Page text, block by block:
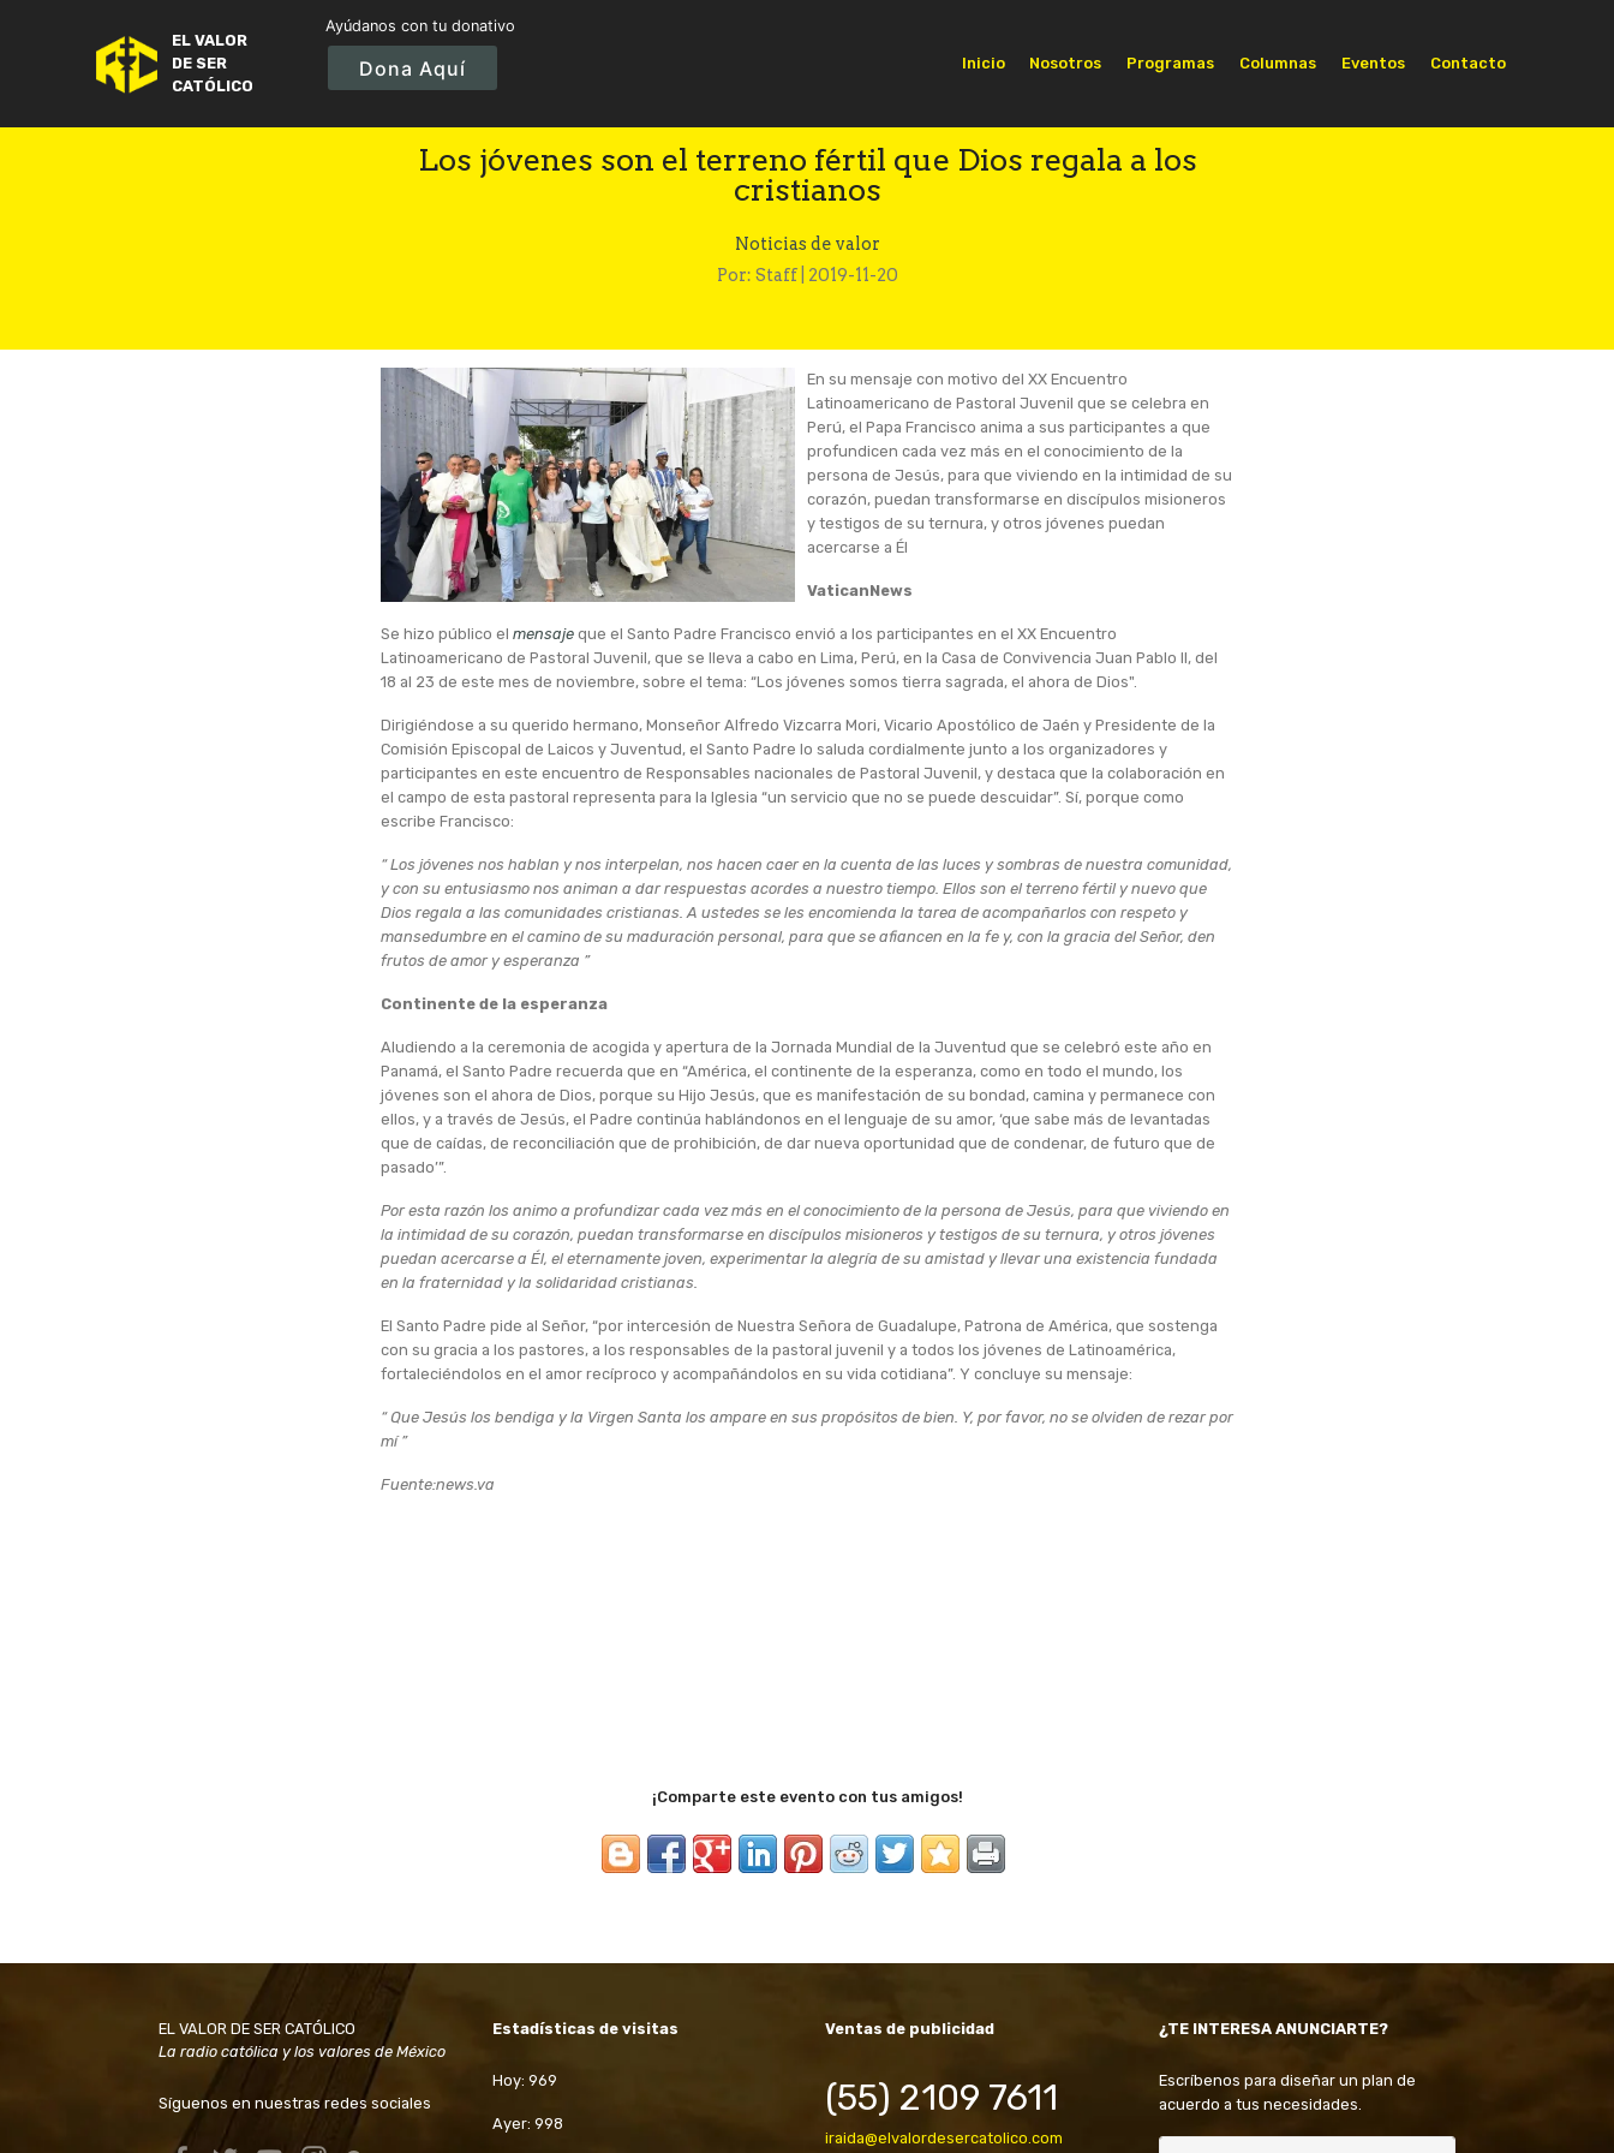
EL VALOR
DE SER
CATÓLICO
Ayúdanos con tu donativo
Dona Aquí Inicio Nosotros Programas Columnas Eventos Contacto
Los jóvenes son el terreno fértil que Dios regala a los
cristianos
Noticias de valor
Por: Staff | 2019-11-20
En su mensaje con motivo del XX Encuentro
Latinoamericano de Pastoral Juvenil que se celebra en
Perú, el Papa Francisco anima a sus participantes a que
profundicen cada vez más en el conocimiento de la
persona de Jesús, para que viviendo en la intimidad de su
corazón, puedan transformarse en discípulos misioneros
y testigos de su ternura, y otros jóvenes puedan
acercarse a Él
VaticanNews
Se hizo público el mensaje que el Santo Padre Francisco envió a los participantes en el XX Encuentro
Latinoamericano de Pastoral Juvenil, que se lleva a cabo en Lima, Perú, en la Casa de Convivencia Juan Pablo II, del
18 al 23 de este mes de noviembre, sobre el tema: “Los jóvenes somos tierra sagrada, el ahora de Dios".
Dirigiéndose a su querido hermano, Monseñor Alfredo Vizcarra Mori, Vicario Apostólico de Jaén y Presidente de la
Comisión Episcopal de Laicos y Juventud, el Santo Padre lo saluda cordialmente junto a los organizadores y
participantes en este encuentro de Responsables nacionales de Pastoral Juvenil, y destaca que la colaboración en
el campo de esta pastoral representa para la Iglesia “un servicio que no se puede descuidar”. Sí, porque como
escribe Francisco:
“ Los jóvenes nos hablan y nos interpelan, nos hacen caer en la cuenta de las luces y sombras de nuestra comunidad,
y con su entusiasmo nos animan a dar respuestas acordes a nuestro tiempo. Ellos son el terreno fértil y nuevo que
Dios regala a las comunidades cristianas. A ustedes se les encomienda la tarea de acompañarlos con respeto y
mansedumbre en el camino de su maduración personal, para que se afiancen en la fe y, con la gracia del Señor, den
frutos de amor y esperanza ”
Continente de la esperanza
Aludiendo a la ceremonia de acogida y apertura de la Jornada Mundial de la Juventud que se celebró este año en
Panamá, el Santo Padre recuerda que en “América, el continente de la esperanza, como en todo el mundo, los
jóvenes son el ahora de Dios, porque su Hijo Jesús, que es manifestación de su bondad, camina y permanece con
ellos, y a través de Jesús, el Padre continúa hablándonos en el lenguaje de su amor, ‘que sabe más de levantadas
que de caídas, de reconciliación que de prohibición, de dar nueva oportunidad que de condenar, de futuro que de
pasado’”.
Por esta razón los animo a profundizar cada vez más en el conocimiento de la persona de Jesús, para que viviendo en
la intimidad de su corazón, puedan transformarse en discípulos misioneros y testigos de su ternura, y otros jóvenes
puedan acercarse a Él, el eternamente joven, experimentar la alegría de su amistad y llevar una existencia fundada
en la fraternidad y la solidaridad cristianas.
El Santo Padre pide al Señor, “por intercesión de Nuestra Señora de Guadalupe, Patrona de América, que sostenga
con su gracia a los pastores, a los responsables de la pastoral juvenil y a todos los jóvenes de Latinoamérica,
fortaleciéndolos en el amor recíproco y acompañándolos en su vida cotidiana”. Y concluye su mensaje:
“ Que Jesús los bendiga y la Virgen Santa los ampare en sus propósitos de bien. Y, por favor, no se olviden de rezar por
mí ”
Fuente:news.va
¡Comparte este evento con tus amigos!
EL VALOR DE SER CATÓLICO
La radio católica y los valores de México
Síguenos en nuestras redes sociales
Estadísticas de visitas
Hoy: 969
Ayer: 998
Ventas de publicidad
(55) 2109 7611
iraida@elvalordesercatolico.com
¿TE INTERESA ANUNCIARTE?
Escríbenos para diseñar un plan de
acuerdo a tus necesidades.